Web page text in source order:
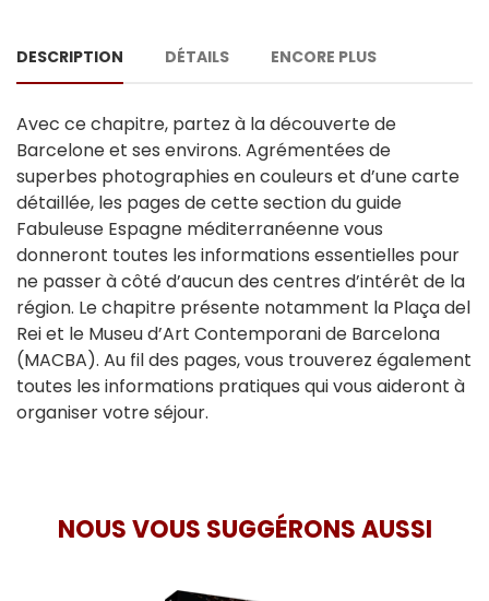
DESCRIPTION DÉTAILS ENCORE PLUS
Avec ce chapitre, partez à la découverte de
Barcelone et ses environs. Agrémentées de
superbes photographies en couleurs et d’une carte
détaillée, les pages de cette section du guide
Fabuleuse Espagne méditerranéenne vous
donneront toutes les informations essentielles pour
ne passer à côté d’aucun des centres d’intérêt de la
région. Le chapitre présente notamment la Plaça del
Rei et le Museu d’Art Contemporani de Barcelona
(MACBA). Au fil des pages, vous trouverez également
toutes les informations pratiques qui vous aideront à
organiser votre séjour.
NOUS VOUS SUGGÉRONS AUSSI